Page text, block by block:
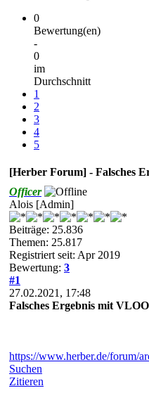
0
Bewertung(en)
-
0
im
Durchschnitt
1
2
3
4
5
[Herber Forum] - Falsches
Officer
Alois [Admin]
Beiträge: 25.836
Themen: 25.817
Registriert seit: Apr 2019
Bewertung: 3
#1
27.02.2021, 17:48
Falsches Ergebnis mit
https://www.herber.de/forum/
Suchen
Zitieren